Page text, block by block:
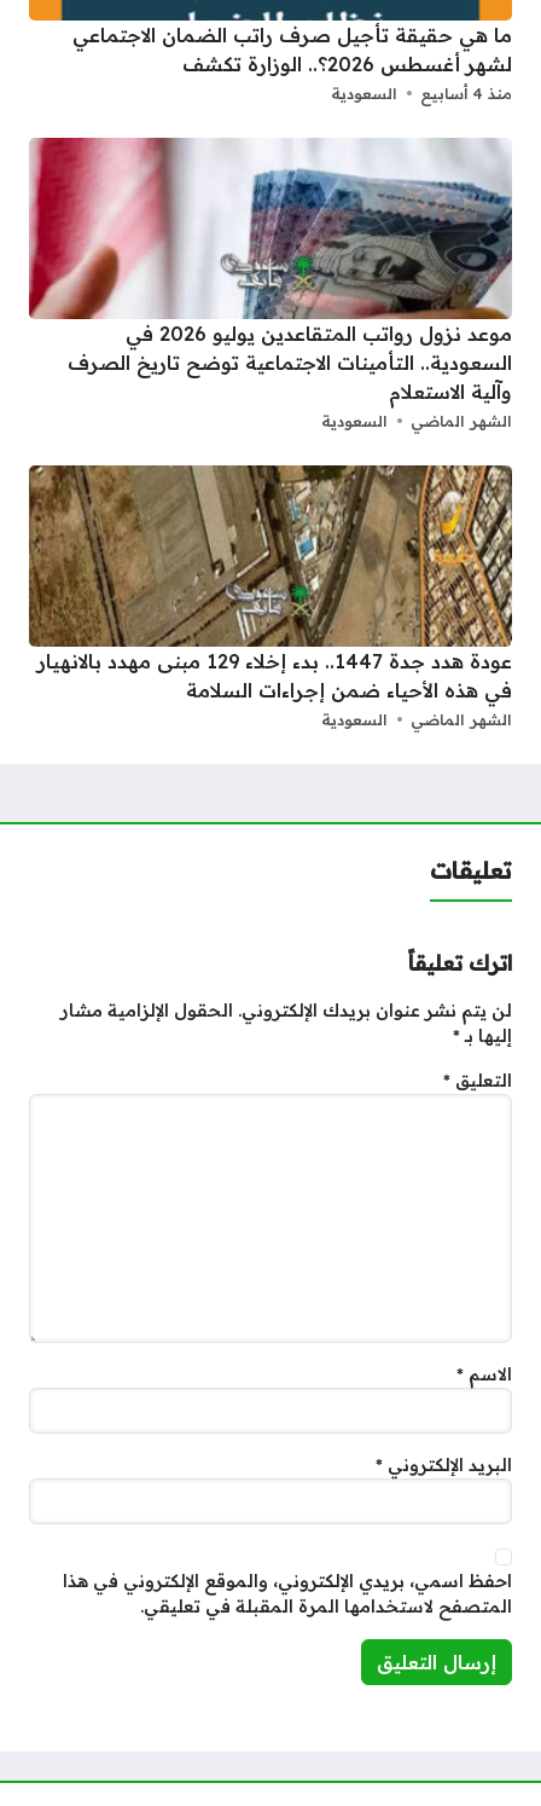
ما هي حقيقة تأجيل صرف راتب الضمان الاجتماعي
لشهر أغسطس 2026؟.. الوزارة تكشف
منذ 4 أسابيع السعودية
موعد نزول رواتب المتقاعدين يوليو 2026 في
السعودية.. التأمينات الاجتماعية توضح تاريخ الصرف
وآلية الاستعلام
الشهر الماضي السعودية
عودة هدد جدة 1447.. بدء إخلاء 129 مبنى مهدد بالانهيار
في هذه الأحياء ضمن إجراءات السلامة
الشهر الماضي السعودية
تعليقات
اترك تعليقاً
لن يتم نشر عنوان بريدك الإلكتروني. الحقول الإلزامية مشار
إليها بـ*
التعليق *
الاسم *
البريد الإلكتروني *
احفظ اسمي، بريدي الإلكتروني، والموقع الإلكتروني في هذا
المتصفح لاستخدامها المرة المقبلة في تعليقي.